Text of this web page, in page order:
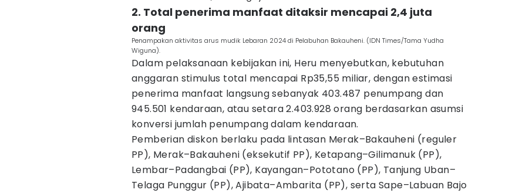
2. Total penerima manfaat ditaksir mencapai 2,4 juta
orang
Penampakan aktivitas arus mudik Lebaran 2024 di Pelabuhan Bakauheni. (IDN Times/Tama Yudha
Wiguna).
Dalam pelaksanaan kebijakan ini, Heru menyebutkan, kebutuhan
anggaran stimulus total mencapai Rp35,55 miliar, dengan estimasi
penerima manfaat langsung sebanyak 403.487 penumpang dan
945.501 kendaraan, atau setara 2.403.928 orang berdasarkan asumsi
konversi jumlah penumpang dalam kendaraan.
Pemberian diskon berlaku pada lintasan Merak–Bakauheni (reguler
PP), Merak–Bakauheni (eksekutif PP), Ketapang–Gilimanuk (PP),
Lembar–Padangbai (PP), Kayangan–Pototano (PP), Tanjung Uban–
Telaga Punggur (PP), Ajibata–Ambarita (PP), serta Sape–Labuan Bajo